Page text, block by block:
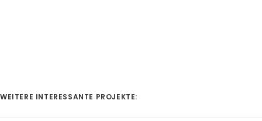
WEITERE INTERESSANTE PROJEKTE: